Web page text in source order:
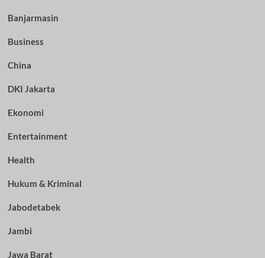
Banjarmasin
Business
China
DKI Jakarta
Ekonomi
Entertainment
Health
Hukum & Kriminal
Jabodetabek
Jambi
Jawa Barat